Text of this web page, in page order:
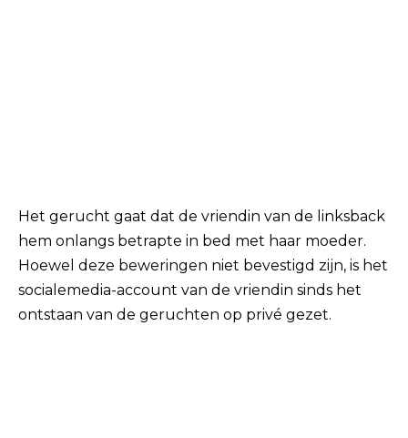
Het gerucht gaat dat de vriendin van de linksback
hem onlangs betrapte in bed met haar moeder.
Hoewel deze beweringen niet bevestigd zijn, is het
socialemedia-account van de vriendin sinds het
ontstaan ​​van de geruchten op privé gezet.